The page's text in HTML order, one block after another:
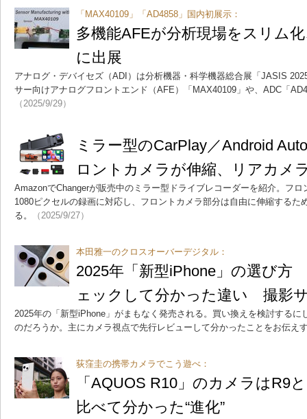
「MAX40109」「AD4858」国内初展示：
多機能AFEが分析現場をスリム
に出展
アナログ・デバイセズ（ADI）は分析機器・科学機器総合展「JASIS
サー向けアナログフロントエンド（AFE）「MAX40109」や、ADC「
（2025/9/29）
ミラー型のCarPlay／Android
ロントカメラが伸縮、リアカメ
AmazonでChangerが販売中のミラー型ドライブレコーダーを紹介。フ
1080ピクセルの録画に対応し、フロントカメラ部分は自由に伸縮するた
る。
（2025/9/27）
本田雅一のクロスオーバーデジタル：
2025年「新型iPhone」の選び
ェックして分かった違い 撮影
2025年の「新型iPhone」がまもなく発売される。買い換えを検討するに
のだろうか。主にカメラ視点で先行レビューして分かったことをお伝え
荻窪圭の携帯カメラでこう遊べ：
「AQUOS R10」のカメラは
比べて分かった“進化”